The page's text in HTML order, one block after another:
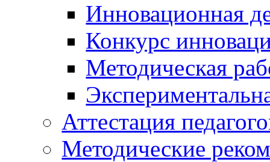
Инновационная
Конкурс
Методическая
Аттестация
Методические